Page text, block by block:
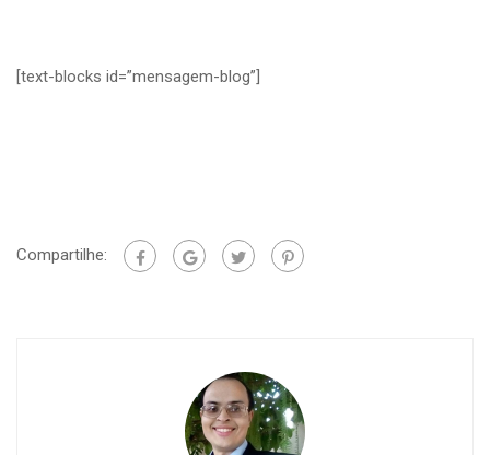
[text-blocks id=”mensagem-blog”]
Compartilhe: